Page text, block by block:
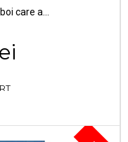
care a...